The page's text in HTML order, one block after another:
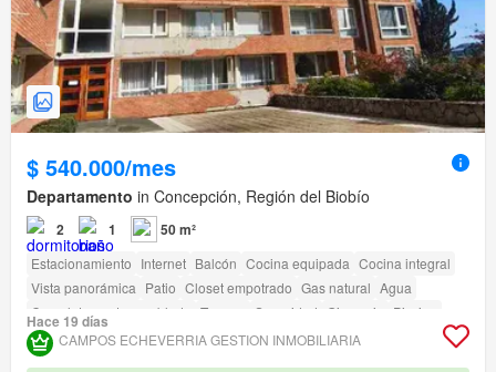
$ 540.000/mes
Departamento in Concepción, Región del Biobío
2 1 50 m²
Estacionamiento Internet Balcón Cocina equipada Cocina integral
Vista panorámica Patio Closet empotrado Gas natural Agua
Completamente amoblado
Terraza Seguridad Gimnasio
Piscina
Área para niños Ascensor Sauna Jardín Conserje
Caseta de vigilancia
Hace 19 días
CAMPOS ECHEVERRIA GESTION INMOBILIARIA